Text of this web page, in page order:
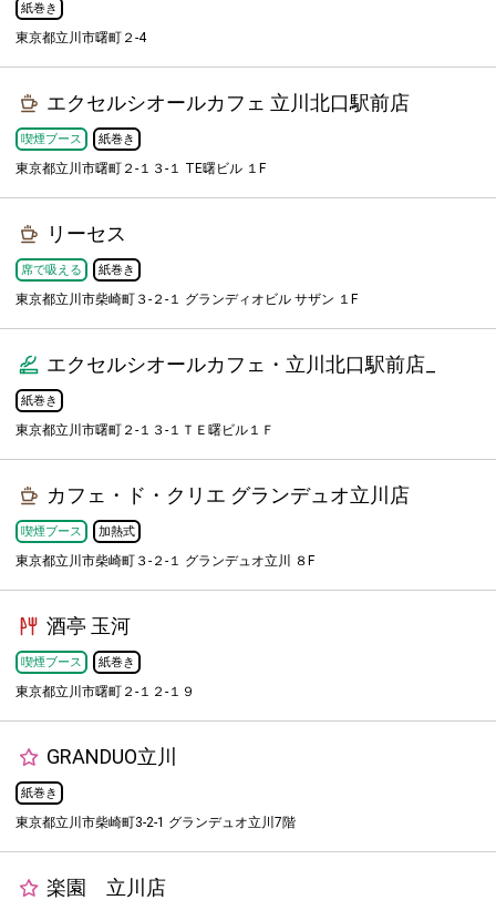
紙巻き
東京都立川市曙町２-4
エクセルシオールカフェ 立川北口駅前店
喫煙ブース 紙巻き
東京都立川市曙町２-１３-１ TE曙ビル １F
リーセス
席で吸える 紙巻き
東京都立川市柴崎町３-２-１ グランディオビル サザン １F
エクセルシオールカフェ・立川北口駅前店_
紙巻き
東京都立川市曙町２‐１３‐１ＴＥ曙ビル１Ｆ
カフェ・ド・クリエ グランデュオ立川店
喫煙ブース 加熱式
東京都立川市柴崎町３-２-１ グランデュオ立川 ８F
酒亭 玉河
喫煙ブース 紙巻き
東京都立川市曙町２-１２-１９
GRANDUO立川
紙巻き
東京都立川市柴崎町3-2-1 グランデュオ立川7階
楽園 立川店